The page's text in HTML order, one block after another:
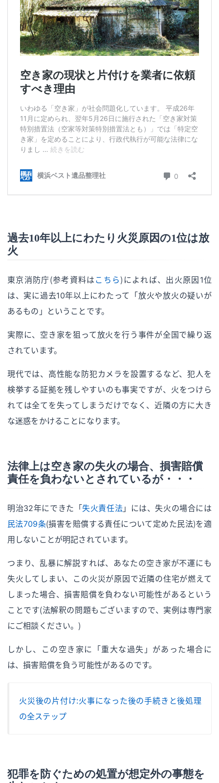
過去10年以上にわたり火災原因の1位は放
火
東京消防庁（参考資料は こちら）によれば、出火原因1位
は、実に過去10年以上にわたって「放火や放火の疑いが
あるもの」ということです。
実際に、空き家を狙って放火を行う事件が全国で繰り返
されています。
現代では、高性能な防犯カメラを設置するなど、犯人を
検挙する証拠を残しやすいのも事実ですが、火をつけら
れては全てを失ってしまうだけでなく、近隣の方に大き
な迷惑をかけることになります。
法律上は空き家の失火の場合、損害賠償
責任を負わないとされているが・・・
明治32年にできた「失火責任法 」には、失火の場合には
民法709条（損害を賠償する責任について定めた民法）を適
用しないことが明記されています。
つまり、乱暴に解説すれば、あなたの空き家が不運にも
失火してしまい、この火災が原因で近隣の住宅が燃えて
しまった場合、損害賠償を負わない可能性があるという
ことです（法解釈の問題もございますので、実例は専門家
にご相談ください。）
しかし、この空き家に「重大な過失」があった場合に
は、損害賠償を負う可能性があるのです。
火災後の片付け：火事になった後の手続きと後処理
の全ステップ
犯罪を防ぐための処置が想定外の事態を